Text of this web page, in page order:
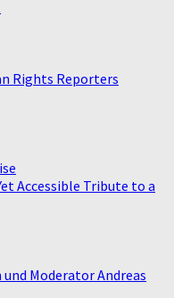
Rights Reporters
Accessible Tribute to a
und Moderator Andreas